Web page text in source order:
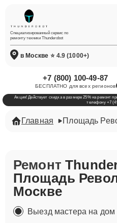
Специализированный сервис по
ремонту техники Thunderobot
в Москве ⭐ 4.9 (1000+)
+7 (800) 100-49-87
БЕСПЛАТНО для всех регионов
Акция! Действует скидка в размере 25% на ремонт
телефону +7
Главная Площадь
Ремонт
Площадь
Москве
Выезд мастера на дом